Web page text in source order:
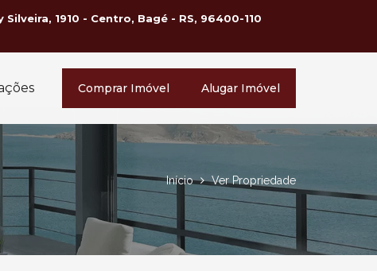
Silveira, 1910 - Centro, Bagé - RS, 96400-110
Alugar Imóvel
Comprar Imóvel
Início Ver Propriedade